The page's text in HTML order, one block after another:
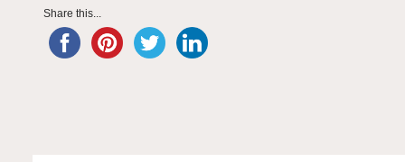
Share this...